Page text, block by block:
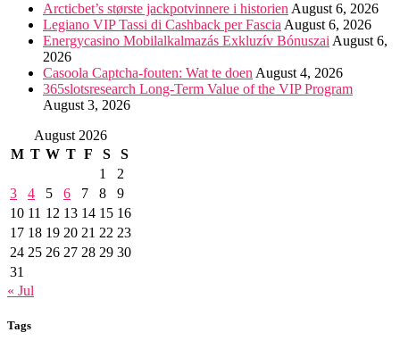
Arcticbet’s største jackpotvinnere i historien August 6, 2026
Legiano VIP Tassi di Cashback per Fascia August 6, 2026
Energycasino Mobilalkalmazás Exkluzív Bónuszai August 6,
2026
Casoola Captcha-fouten: Wat te doen August 4, 2026
365slotsresearch Long-Term Value of the VIP Program
August 3, 2026
August 2026
M T W T F S
S
1
2
3
4 5 6 7 8
9
10 11 12 13 14 15 16
17 18 19 20 21 22 23
24 25 26 27 28 29 30
31
« Jul
Tags